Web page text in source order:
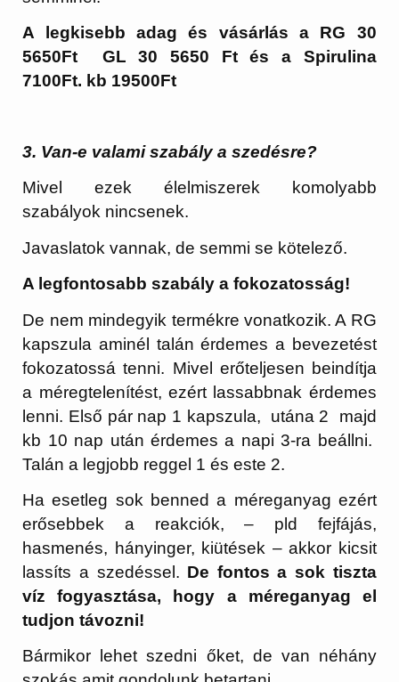
A legkisebb adag és vásárlás a RG 30
5650Ft GL 30 5650 Ft és a Spirulina
7100Ft. kb 19500Ft
3. Van-e valami szabály a szedésre?
Mivel ezek élelmiszerek komolyabb
szabályok nincsenek.
Javaslatok vannak, de semmi se kötelező.
A legfontosabb szabály a fokozatosság!
De nem mindegyik termékre vonatkozik. A RG
kapszula aminél talán érdemes a bevezetést
fokozatossá tenni. Mivel erőteljesen beindítja
a méregtelenítést, ezért lassabbnak érdemes
lenni. Első pár nap 1 kapszula, utána 2 majd
kb 10 nap után érdemes a napi 3-ra beállni.
Talán a legjobb reggel 1 és este 2.
Ha esetleg sok benned a méreganyag ezért
erősebbek a reakciók, – pld fejfájás,
hasmenés, hányinger, kiütések – akkor kicsit
lassíts a szedéssel. De fontos a sok tiszta
víz fogyasztása, hogy a méreganyag el
tudjon távozni!
Bármikor lehet szedni őket, de van néhány